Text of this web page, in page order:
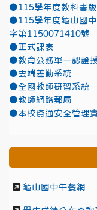
●115學年度教科書
●115學年度龜山國
字第1150071410號
●正式課表
●教育公務單一認證
●雲端差勤系統
●全國教師研習系統
●教師網路郵局
●本校資通安全管理
龜山國中午餐網